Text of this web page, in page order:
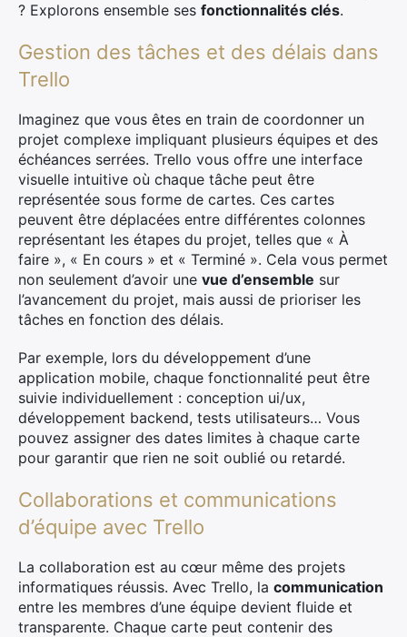
? Explorons ensemble ses fonctionnalités clés.
Gestion des tâches et des délais dans
Trello
Imaginez que vous êtes en train de coordonner un
projet complexe impliquant plusieurs équipes et des
échéances serrées. Trello vous offre une interface
visuelle intuitive où chaque tâche peut être
représentée sous forme de cartes. Ces cartes
peuvent être déplacées entre différentes colonnes
représentant les étapes du projet, telles que « À
faire », « En cours » et « Terminé ». Cela vous permet
non seulement d’avoir une vue d’ensemble sur
l’avancement du projet, mais aussi de prioriser les
tâches en fonction des délais.
Par exemple, lors du développement d’une
application mobile, chaque fonctionnalité peut être
suivie individuellement : conception ui/ux,
développement backend, tests utilisateurs… Vous
pouvez assigner des dates limites à chaque carte
pour garantir que rien ne soit oublié ou retardé.
Collaborations et communications
d’équipe avec Trello
La collaboration est au cœur même des projets
informatiques réussis. Avec Trello, la communication
entre les membres d’une équipe devient fluide et
transparente. Chaque carte peut contenir des